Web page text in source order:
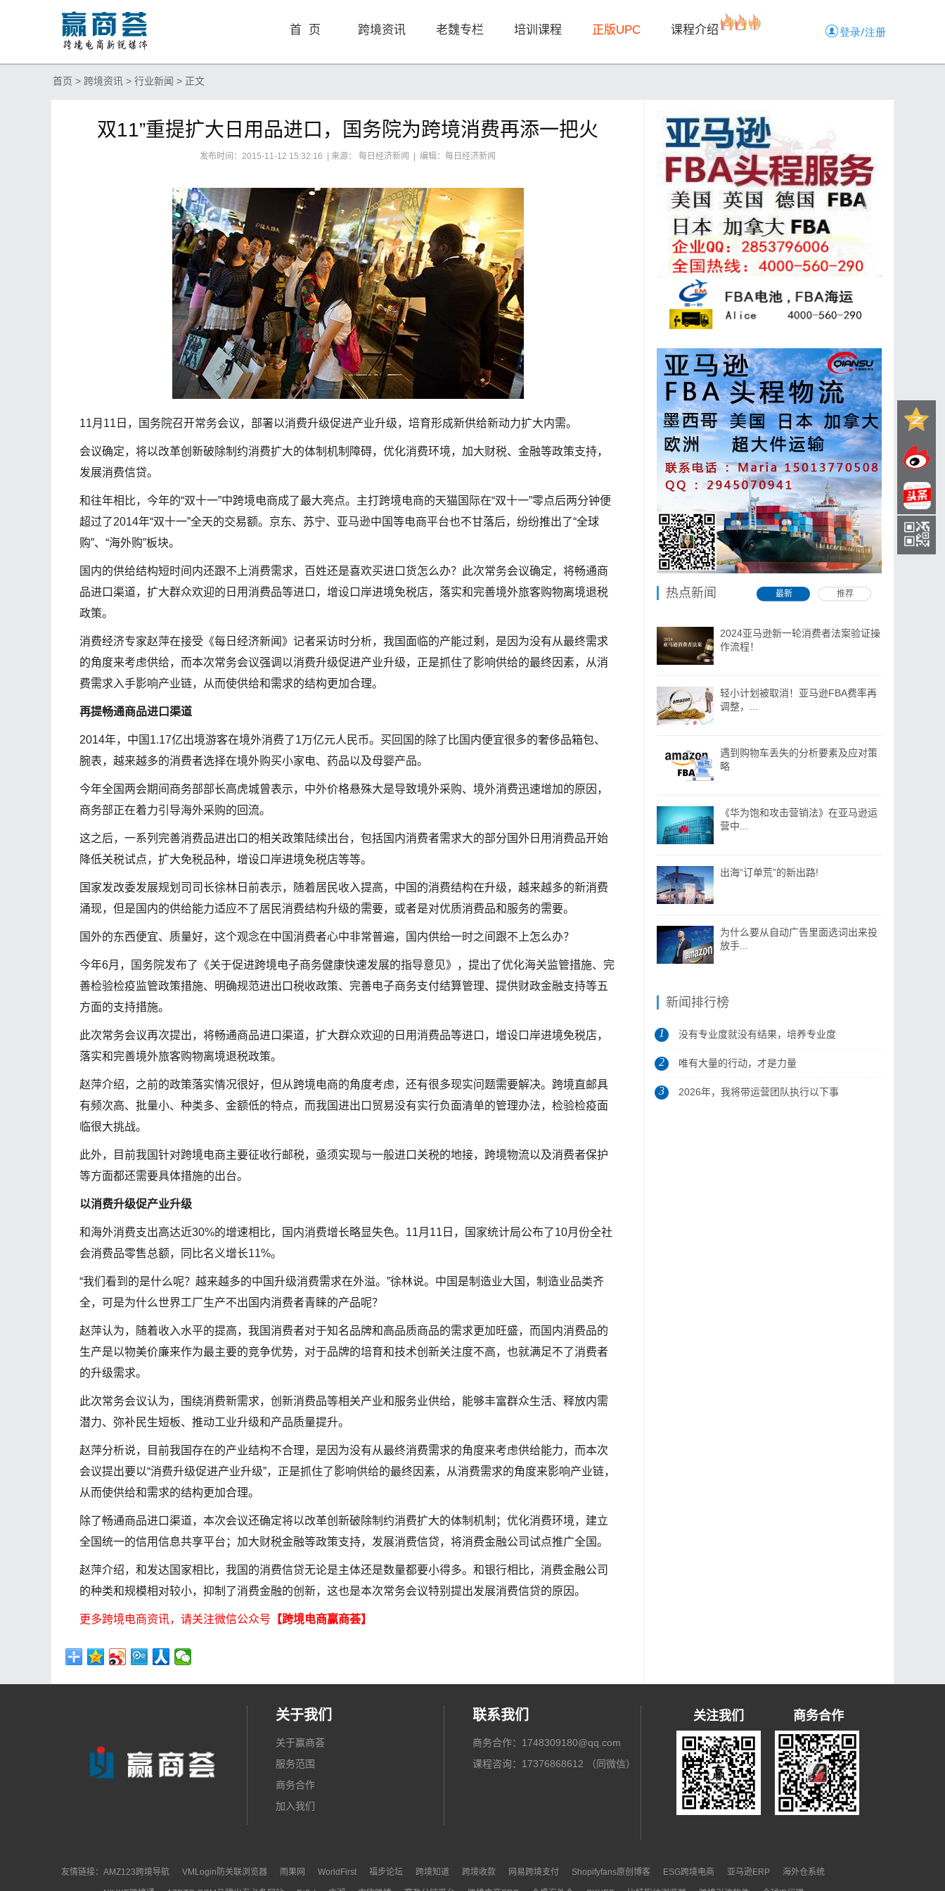
首 页 跨境资讯 老魏专栏 培训课程 正版UPC 课程介绍
首页 > 跨境资讯 > 行业新闻 > 正文
双11”重提扩大日用品进口，国务院为跨境消费再添一把火
发布时间：2015-11-12 15:32:16 | 来源： 每日经济新闻 | 编辑：每日经济新闻
11月11日，国务院召开常务会议，部署以消费升级促进产业升级，培育形成新供给新动力扩大内需。
会议确定，将以改革创新破除制约消费扩大的体制机制障碍，优化消费环境，加大财税、金融等政策支持，
发展消费信贷。
和往年相比，今年的“双十一”中跨境电商成了最大亮点。主打跨境电商的天猫国际在“双十一”零点后两分钟便
超过了2014年“双十一”全天的交易额。京东、苏宁、亚马逊中国等电商平台也不甘落后，纷纷推出了“全球
购”、“海外购”板块。
国内的供给结构短时间内还跟不上消费需求，百姓还是喜欢买进口货怎么办？此次常务会议确定，将畅通商
品进口渠道，扩大群众欢迎的日用消费品等进口，增设口岸进境免税店，落实和完善境外旅客购物离境退税
政策。
消费经济专家赵萍在接受《每日经济新闻》记者采访时分析，我国面临的产能过剩，是因为没有从最终需求
的角度来考虑供给，而本次常务会议强调以消费升级促进产业升级，正是抓住了影响供给的最终因素，从消
费需求入手影响产业链，从而使供给和需求的结构更加合理。
再提畅通商品进口渠道
2014年，中国1.17亿出境游客在境外消费了1万亿元人民币。买回国的除了比国内便宜很多的奢侈品箱包、
腕表，越来越多的消费者选择在境外购买小家电、药品以及母婴产品。
今年全国两会期间商务部部长高虎城曾表示，中外价格悬殊大是导致境外采购、境外消费迅速增加的原因，
商务部正在着力引导海外采购的回流。
这之后，一系列完善消费品进出口的相关政策陆续出台，包括国内消费者需求大的部分国外日用消费品开始
降低关税试点，扩大免税品种，增设口岸进境免税店等等。
国家发改委发展规划司司长徐林日前表示，随着居民收入提高，中国的消费结构在升级，越来越多的新消费
涌现，但是国内的供给能力适应不了居民消费结构升级的需要，或者是对优质消费品和服务的需要。
国外的东西便宜、质量好，这个观念在中国消费者心中非常普遍，国内供给一时之间跟不上怎么办？
今年6月，国务院发布了《关于促进跨境电子商务健康快速发展的指导意见》，提出了优化海关监管措施、完
善检验检疫监管政策措施、明确规范进出口税收政策、完善电子商务支付结算管理、提供财政金融支持等五
方面的支持措施。
此次常务会议再次提出，将畅通商品进口渠道，扩大群众欢迎的日用消费品等进口，增设口岸进境免税店，
落实和完善境外旅客购物离境退税政策。
赵萍介绍，之前的政策落实情况很好，但从跨境电商的角度考虑，还有很多现实问题需要解决。跨境直邮具
有频次高、批量小、种类多、金额低的特点，而我国进出口贸易没有实行负面清单的管理办法，检验检疫面
临很大挑战。
此外，目前我国针对跨境电商主要征收行邮税，亟须实现与一般进口关税的地接，跨境物流以及消费者保护
等方面都还需要具体措施的出台。
以消费升级促产业升级
和海外消费支出高达近30%的增速相比，国内消费增长略显失色。11月11日，国家统计局公布了10月份全社
会消费品零售总额，同比名义增长11%。
“我们看到的是什么呢？越来越多的中国升级消费需求在外溢。”徐林说。中国是制造业大国，制造业品类齐
全，可是为什么世界工厂生产不出国内消费者青睐的产品呢？
赵萍认为，随着收入水平的提高，我国消费者对于知名品牌和高品质商品的需求更加旺盛，而国内消费品的
生产是以物美价廉来作为最主要的竞争优势，对于品牌的培育和技术创新关注度不高，也就满足不了消费者
的升级需求。
此次常务会议认为，围绕消费新需求，创新消费品等相关产业和服务业供给，能够丰富群众生活、释放内需
潜力、弥补民生短板、推动工业升级和产品质量提升。
赵萍分析说，目前我国存在的产业结构不合理，是因为没有从最终消费需求的角度来考虑供给能力，而本次
会议提出要以“消费升级促进产业升级”，正是抓住了影响供给的最终因素，从消费需求的角度来影响产业链，
从而使供给和需求的结构更加合理。
除了畅通商品进口渠道，本次会议还确定将以改革创新破除制约消费扩大的体制机制；优化消费环境，建立
全国统一的信用信息共享平台；加大财税金融等政策支持，发展消费信贷，将消费金融公司试点推广全国。
赵萍介绍，和发达国家相比，我国的消费信贷无论是主体还是数量都要小得多。和银行相比，消费金融公司
的种类和规模相对较小，抑制了消费金融的创新，这也是本次常务会议特别提出发展消费信贷的原因。
更多跨境电商资讯，请关注微信公众号 【跨境电商赢商荟】
热点新闻 最新 推荐
2024亚马逊新一轮消费者法案验证操
作流程！
轻小计划被取消！亚马逊FBA费率再
调整，...
遇到购物车丢失的分析要素及应对策
略
《华为饱和攻击营销法》在亚马逊运
营中...
出海“订单荒”的新出路!
为什么要从自动广告里面选词出来投
放手...
新闻排行榜
1 没有专业度就没有结果，培养专业度
是做...
2 唯有大量的行动，才是力量
3 2026年，我将带运营团队执行以下事
关于我们
关于赢商荟
服务范围
商务合作
加入我们
联系我们
商务合作：1748309180@qq.com
课程咨询：17376868612 （同微信）
关注我们 商务合作
友情链接： AMZ123跨境导航 VMLogin防关联浏览器 雨果网 WorldFirst 福步论坛 跨境知道 跨境收款 网易跨境支付 Shopifyfans原创博客 ESG跨境电商 亚马逊ERP 海外仓系统